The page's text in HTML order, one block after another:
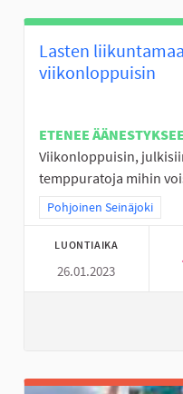
Lasten
viikonloppuisin
ETENEE
Viikonloppuisin,
temppuratoja mihin
Rajaa tulokset teeman
Pohjoinen Seinäjoki
LUONTIAIKA
26.01.2023